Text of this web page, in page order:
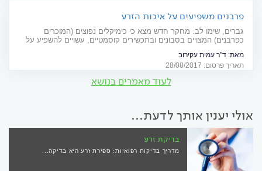
פרבנים משפיעים על איכות הזרע
גברים, שימו לב: מחקר חדש מצא כי כימיקלים נפוצים (המוכרים
כפרבנים) המצויים בסבונים ובתכשירים קוסמטיים, עשויים להשפיע על
מאת: ד"ר עמית עקירוב
תאריך פרסום: 28/08/2017
לעוד מאמרים בנושא
אולי יענין אותך לדעת...
בדיקת זרע
מדריך בדיקות רפואיות: ספירת זרע היא בדיקה...